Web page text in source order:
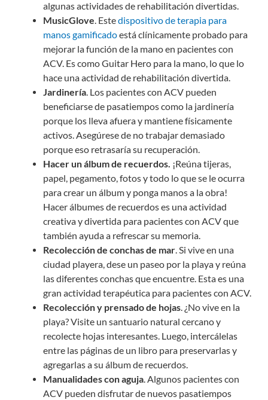
algunas actividades de rehabilitación divertidas.
MusicGlove. Estedispositivo de terapia para
manos gamificadoestá clínicamente probado para
mejorar la función de la mano en pacientes con
ACV. Es como Guitar Hero para la mano, lo que lo
hace una actividad de rehabilitación divertida.
Jardinería. Los pacientes con ACV pueden
beneficiarse de pasatiempos como la jardinería
porque los lleva afuera y mantiene físicamente
activos. Asegúrese de no trabajar demasiado
porque eso retrasaría su recuperación.
Hacer un álbum de recuerdos. ¡Reúna tijeras,
papel, pegamento, fotos y todo lo que se le ocurra
para crear un álbum y ponga manos a la obra!
Hacer álbumes de recuerdos es una actividad
creativa y divertida para pacientes con ACV que
también ayuda a refrescar su memoria.
Recolección de conchas de mar. Si vive en una
ciudad playera, dese un paseo por la playa y reúna
las diferentes conchas que encuentre. Esta es una
gran actividad terapéutica para pacientes con ACV.
Recolección y prensado de hojas. ¿No vive en la
playa? Visite un santuario natural cercano y
recolecte hojas interesantes. Luego, intercálelas
entre las páginas de un libro para preservarlas y
agregarlas a su álbum de recuerdos.
Manualidades con aguja. Algunos pacientes con
ACV pueden disfrutar de nuevos pasatiempos